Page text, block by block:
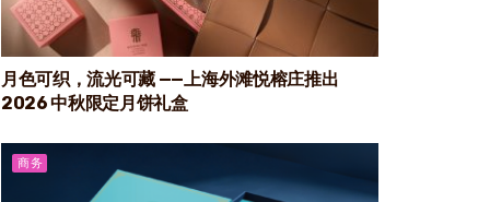
月色可织，流光可藏 ——上海外滩悦榕庄推出
2026 中秋限定月饼礼盒
商务